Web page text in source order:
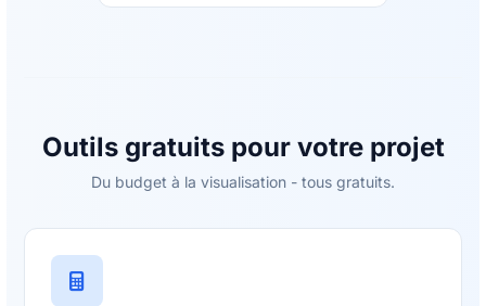
Outils gratuits pour votre projet
Du budget à la visualisation - tous gratuits.